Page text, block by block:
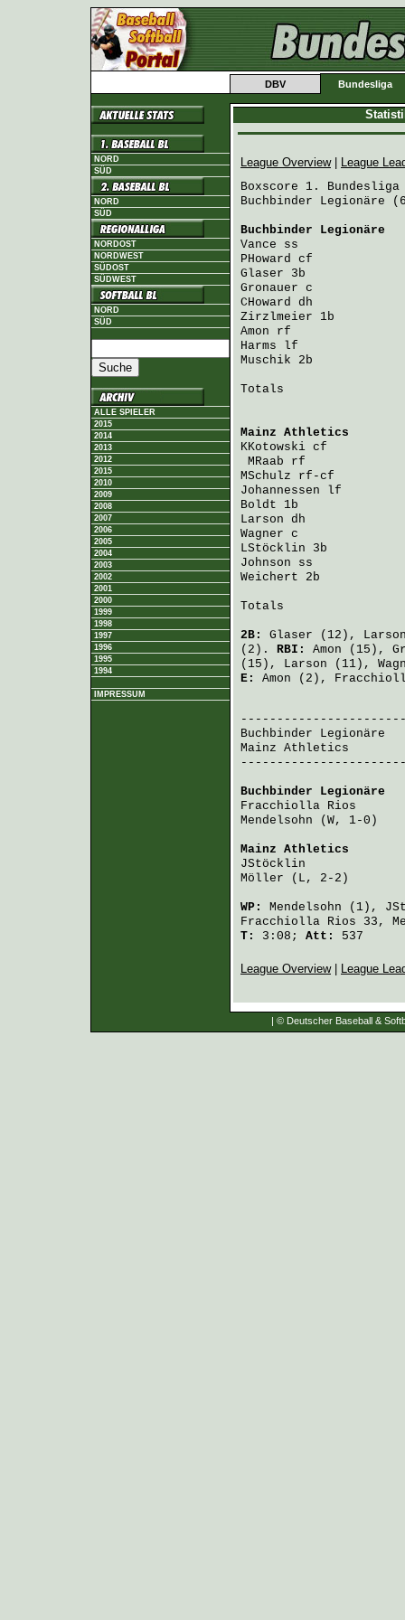
DBV Bundesliga
NORD
SÜD
NORD
SÜD
NORDOST
NORDWEST
SÜDOST
SÜDWEST
NORD
SÜD
ALLE SPIELER
2015
2014
2013
2012
2015
2010
2009
2008
2007
2006
2005
2004
2003
2002
2001
2000
1999
1998
1997
1996
1995
1994
IMPRESSUM
League Overview|
League
Boxscore 1. Bundesliga
Buchbinder Legionäre
Buchbinder Legionäre
Vance ss
PHoward cf
Glaser 3b
Gronauer c
CHoward dh
Zirzlmeier 1b
Amon rf
Harms lf
Muschik 2b
Totals
Mainz Athletics
KKotowski cf
MRaab rf
MSchulz rf-cf
Johannessen lf
Boldt 1b
Larson dh
Wagner c
LStöcklin 3b
Johnson ss
Weichert 2b
Totals
2B: Glaser (12),
(2). RBI: Amon (15),
(15), Larson (11),
E: Amon (2),
Buchbinder Legionäre
Mainz Athletics
Buchbinder Legionäre
Fracchiolla Rios
Mendelsohn (W, 1-0)
Mainz Athletics
JStöcklin
Möller (L, 2-2)
WP: Mendelsohn (1),
Fracchiolla Rios 33,
T:
3:08; Att: 537
League Overview| League
| © Deutscher Baseball &